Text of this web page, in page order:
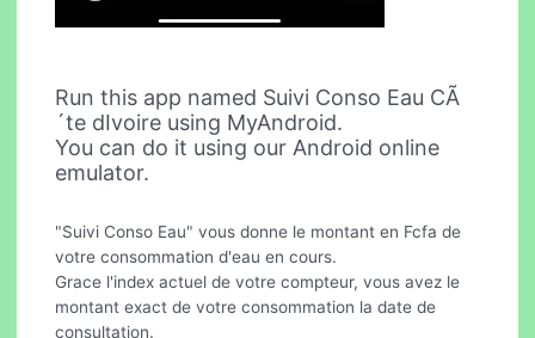
Run this app named Suivi Conso Eau CÃ
´te dIvoire using MyAndroid.
You can do it using our Android online
emulator.
"Suivi Conso Eau" vous donne le montant en Fcfa de
votre consommation d'eau en cours.
Grace l'index actuel de votre compteur, vous avez le
montant exact de votre consommation la date de
consultation.